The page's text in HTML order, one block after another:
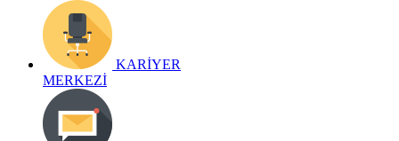
KARİYER
MERKEZİ